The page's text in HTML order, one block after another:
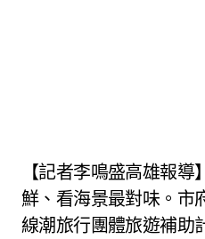
【記者李鳴盛高雄報導】冬天來高雄海線吃海
鮮、看海景最對味。市
線潮旅行團體旅遊補助